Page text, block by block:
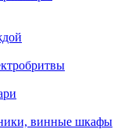
винные шкафы